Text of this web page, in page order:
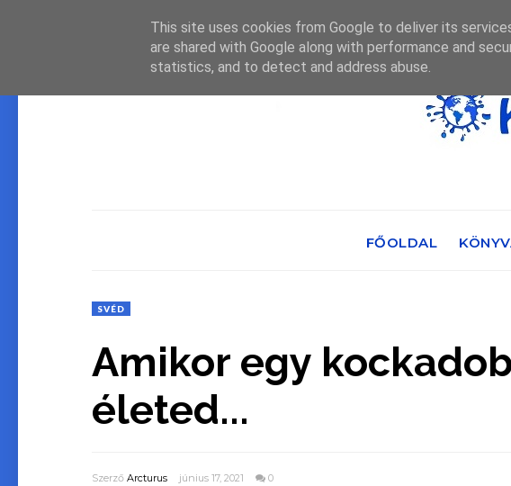
FŐOLDAL
SVÉD
Amikor egy
életed...
Szerző Arcturus június 17, 2021 0
This site uses cookies from Google to deliver its
are shared with Google along with performance and
statistics, and to detect and address abuse.